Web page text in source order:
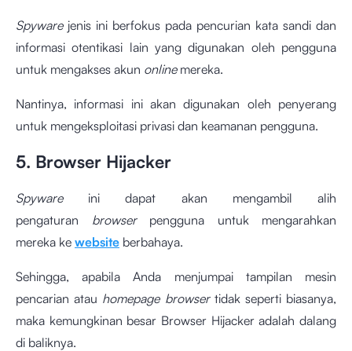
Spywarejenis ini berfokus pada pencurian kata sandi dan
informasi otentikasi lain yang digunakan oleh pengguna
untuk mengakses akun onlinemereka.
Nantinya, informasi ini akan digunakan oleh penyerang
untuk mengeksploitasi privasi dan keamanan pengguna.
5. Browser Hijacker
Spywareini dapat akan mengambil alih
pengaturan browserpengguna untuk mengarahkan
mereka ke website berbahaya.
Sehingga, apabila Anda menjumpai tampilan mesin
pencarian atau homepage browser tidak seperti biasanya,
maka kemungkinan besar Browser Hijacker adalah dalang
di baliknya.